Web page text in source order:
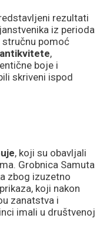
rezultati
iz perioda
stručnu pomoć
,
boje i
skriveni ispod
, koji su obavljali
Grobnica Samuta
zbog izuzetno
koji nakon
zanatstva i
imali u društvenoj